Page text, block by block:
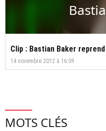
Clip : Bastian Baker
14 novembre 2012 à 16:09
MOTS CLÉS